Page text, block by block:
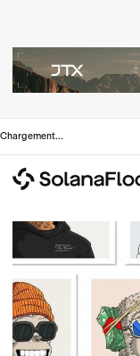
Chargement...